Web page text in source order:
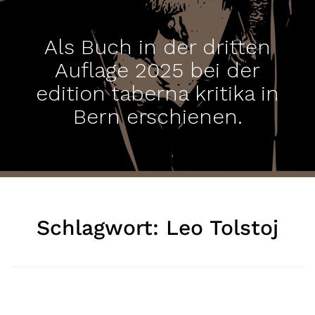
Als Buch in der dritten
Auflage 2025 bei der
edition taberna kritika in
Bern erschienen.
Schlagwort: Leo Tolstoj